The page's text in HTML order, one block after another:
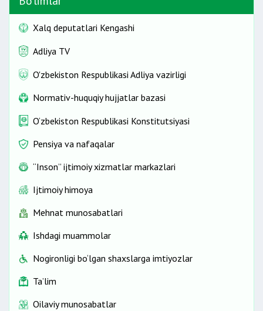
Xalq deputatlari Kengashi
Adliya TV
O'zbekiston Respublikasi Adliya vazirligi
Normativ-huquqiy hujjatlar bazasi
O‘zbekiston Respublikasi Konstitutsiyasi
Pensiya va nafaqalar
“Inson” ijtimoiy xizmatlar markazlari
Ijtimoiy himoya
Mehnat munosabatlari
Ishdagi muammolar
Nogironligi bo‘lgan shaxslarga imtiyozlar
Ta’lim
Oilaviy munosabatlar